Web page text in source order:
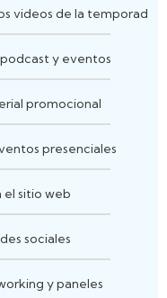
videos de la temporad
y eventos
promocional
presenciales
el sitio web
sociales
y paneles